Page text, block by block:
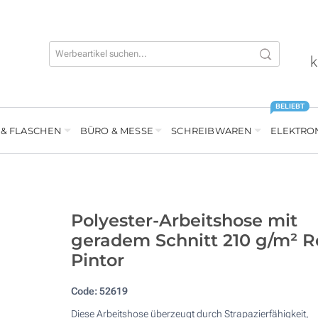
FLASCHEN BÜRO & MESSE SCHREIBWAREN
BELIEBT
Polyester-Arbeitshose mit
geradem Schnitt 210 g/m²
Pintor
Code:52619
Diese Arbeitshose überzeugt durch Strapazierfähigkeit,